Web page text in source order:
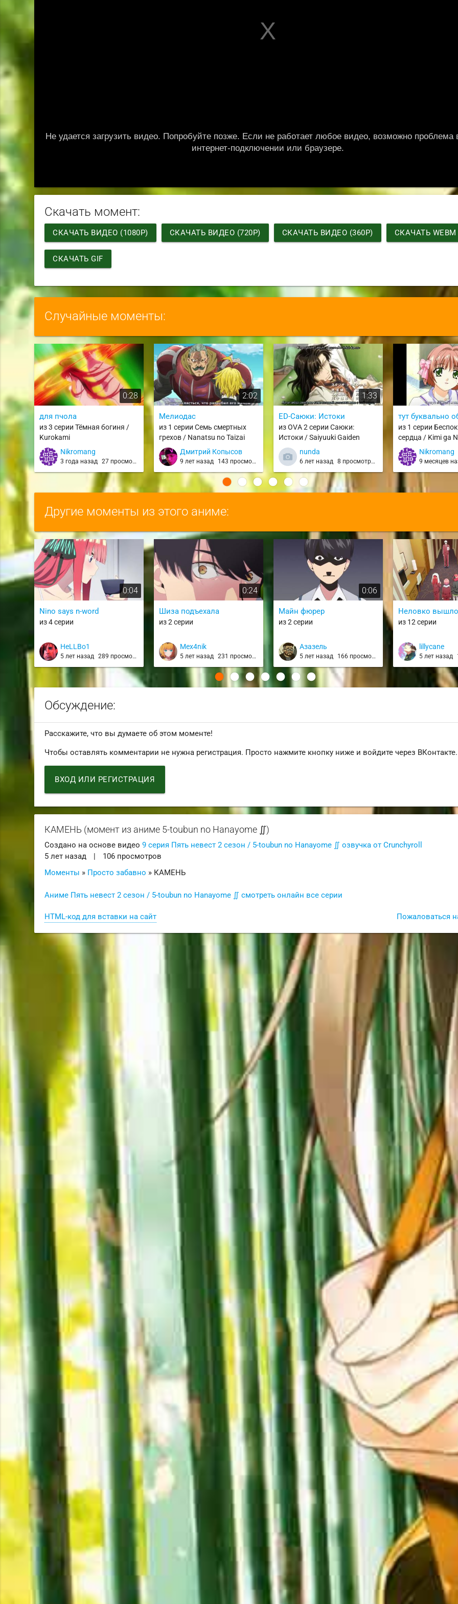
Скачать момент:
СКАЧАТЬ ВИДЕО (1080P) СКАЧАТЬ ВИДЕО (720P) СКАЧАТЬ ВИДЕО (360P) СКАЧАТЬ WEBM
СКАЧАТЬ GIF
Случайные моменты:
0:28
для пчола
из 3 серии Тёмная богиня /
Kurokami
Nikromang
3 года назад 27 просмотров
2:02
Мелиодас
из 1 серии Семь смертных
грехов / Nanatsu no Taizai
Дмитрий Копысов
9 лет назад 143 просмотра
1:33
ED-Саюки: Истоки
из OVA 2 серии Саюки:
Истоки / Saiyuuki Gaiden
nunda
6 лет назад 8 просмотров
тут буквально
из 1 серии
сердца / Kimi ga
Nikromang
9 месяцев
Другие моменты из этого аниме:
0:04
Nino says n-word
из 4 серии
HeLLBo1
5 лет назад 289 просмотров
0:24
Шиза подъехала
из 2 серии
Mex4nik
5 лет назад 231 просмотр
0:06
Майн фюрер
из 2 серии
Азазель
5 лет назад 166 просмотров
Неловко
из 12 серии
lillycane
5 лет назад
Обсуждение:
Расскажите, что вы думаете об этом моменте!
Чтобы оставлять комментарии не нужна регистрация. Просто нажмите кнопку ниже и войдите через ВКонтакте.
ВХОД ИЛИ РЕГИСТРАЦИЯ
КАМЕНЬ (момент из аниме 5-toubun no Hanayome ∬)
Создано на основе видео9 серия Пять невест 2 сезон / 5-toubun no Hanayome ∬ озвучка от Crunchyroll
5 лет назад
|
106 просмотров
Моменты » Просто забавно » КАМЕНЬ
Аниме Пять невест 2 сезон / 5-toubun no Hanayome ∬ смотреть онлайн все серии
Пожаловаться
HTML-код для вставки на сайт